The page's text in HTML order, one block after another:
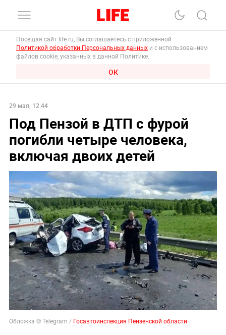
Посещая сайт life.ru, Вы соглашаетесь с приложенной
Политикой обработки Персональных данных и с использованием
файлов cookie, указанных в данной Политике.
ОК
29 мая, 12:44
Под Пензой в ДТП с фурой
погибли четыре человека,
включая двоих детей
Обложка © Telegram / Госавтоинспекция Пензенской области